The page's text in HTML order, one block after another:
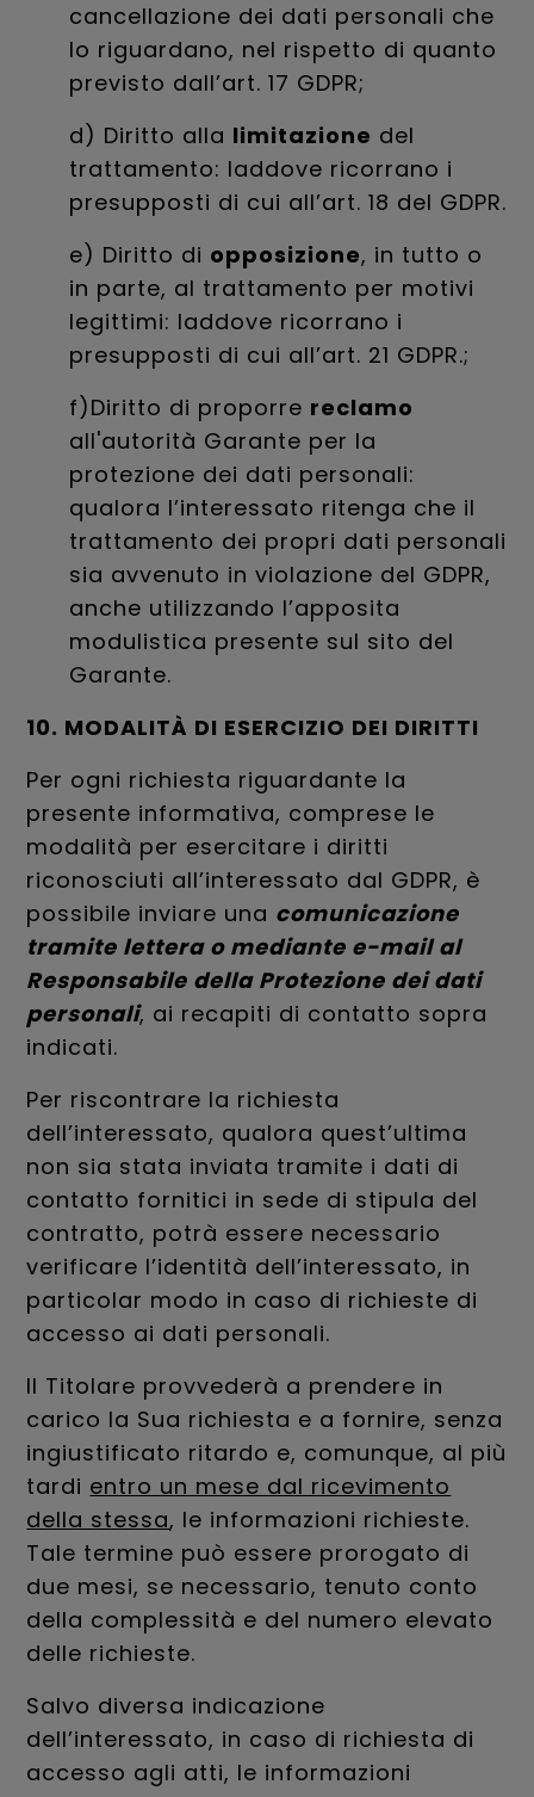
cancellazione dei dati personali che
lo riguardano, nel rispetto di quanto
previsto dall’art. 17 GDPR;
d) Diritto alla limitazione del
trattamento: laddove ricorrano i
presupposti di cui all’art. 18 del GDPR.
e) Diritto di opposizione, in tutto o
in parte, al trattamento per motivi
legittimi: laddove ricorrano i
presupposti di cui all’art. 21 GDPR.;
f)Diritto di proporre reclamo
all'autorità Garante per la
protezione dei dati personali:
qualora l’interessato ritenga che il
trattamento dei propri dati personali
sia avvenuto in violazione del GDPR,
anche utilizzando l’apposita
modulistica presente sul sito del
Garante.
10. MODALITÀ DI ESERCIZIO DEI DIRITTI
Per ogni richiesta riguardante la
presente informativa, comprese le
modalità per esercitare i diritti
riconosciuti all’interessato dal GDPR, è
possibile inviare una comunicazione
tramite lettera o mediante e-mail al
Responsabile della Protezione dei dati
personali, ai recapiti di contatto sopra
indicati.
Per riscontrare la richiesta
dell’interessato, qualora quest’ultima
non sia stata inviata tramite i dati di
contatto fornitici in sede di stipula del
contratto, potrà essere necessario
verificare l’identità dell’interessato, in
particolar modo in caso di richieste di
accesso ai dati personali.
Il Titolare provvederà a prendere in
carico la Sua richiesta e a fornire, senza
ingiustificato ritardo e, comunque, al più
tardi entro un mese dal ricevimento
della stessa, le informazioni richieste.
Tale termine può essere prorogato di
due mesi, se necessario, tenuto conto
della complessità e del numero elevato
delle richieste.
Salvo diversa indicazione
dell’interessato, in caso di richiesta di
accesso agli atti, le informazioni